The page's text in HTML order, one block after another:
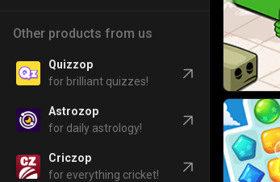
Other products from us
Quizzop
for brilliant quizzes!
Astrozop
for daily astrology!
Criczop
for everything cricket!